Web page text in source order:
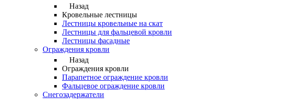
Назад
Кровельные лестницы
Лестницы кровельные на скат
Лестницы для фальцевой кровли
Лестницы фасадные
Ограждения кровли
Назад
Ограждения кровли
Парапетное ограждение кровли
Фальцевое ограждение кровли
Снегозадержатели